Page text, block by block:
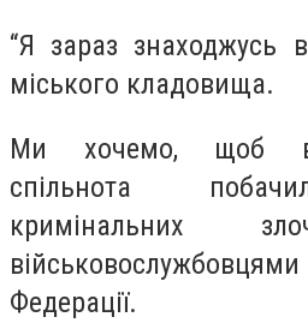
“Я зараз знаходжусь
міського кладовища.
Ми хочемо, щоб
спільнота
кримінальних
Федерації.